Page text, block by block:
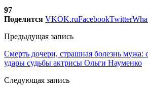
97
Поделится VKOK.ruFacebookTwitter
Предыдущая запись
Смерть дочери, страшная болезнь мужа:
удары судьбы актрисы Ольги Науменко
Следующая запись